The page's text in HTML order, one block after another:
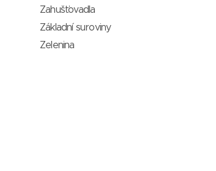
Zahušťovadla
Základní suroviny
Zelenina